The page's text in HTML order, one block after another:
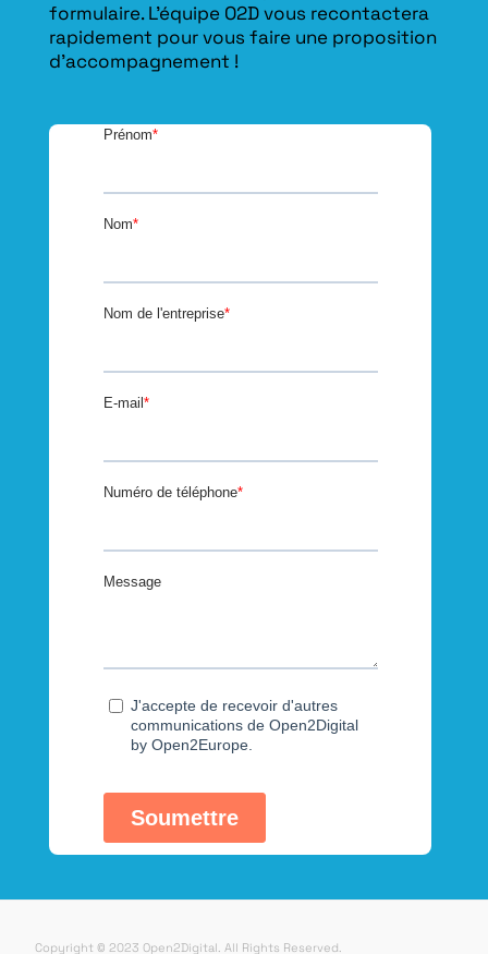
formulaire. L'équipe O2D vous recontactera
rapidement pour vous faire une proposition
d’accompagnement !
Copyright © 2023 Open2Digital. All Rights Reserved.